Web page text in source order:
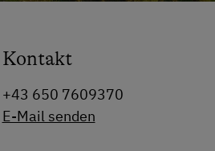
Kontakt
+43 650 7609370
E-Mail senden